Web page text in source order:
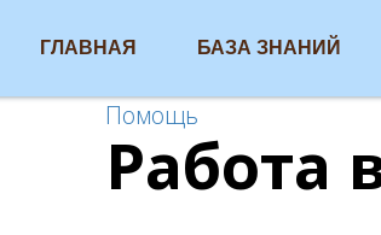
ГЛАВНАЯ БАЗА ЗНАНИЙ
Помощь
Работа